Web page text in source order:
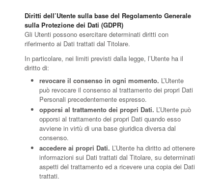
Diritti dell’Utente sulla base del Regolamento Generale
sulla Protezione dei Dati (GDPR)
Gli Utenti possono esercitare determinati diritti con
riferimento ai Dati trattati dal Titolare.
In particolare, nei limiti previsti dalla legge, l’Utente ha il
diritto di:
revocare il consenso in ogni momento. L’Utente
può revocare il consenso al trattamento dei propri Dati
Personali precedentemente espresso.
opporsi al trattamento dei propri Dati. L’Utente può
opporsi al trattamento dei propri Dati quando esso
avviene in virtù di una base giuridica diversa dal
consenso.
accedere ai propri Dati. L’Utente ha diritto ad ottenere
informazioni sui Dati trattati dal Titolare, su determinati
aspetti del trattamento ed a ricevere una copia dei Dati
trattati.